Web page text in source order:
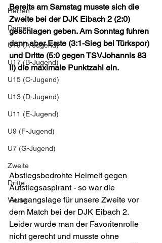
Herren
Damen
U19 (A-Jugend)
U17 (B-Jugend)
U15 (C-Jugend)
U13 (D-Jugend)
U11 (E-Jugend)
U9 (F-Jugend)
U7 (G-Jugend)
Zweite
Dritte
Vierte
Bereits am Samstag musste sich die
Zweite bei der DJK Eibach 2 (2:0)
geschlagen geben. Am Sonntag fuhren
dann aber Erste (3:1-Sieg bei Türkspor)
und Dritte (5:0 gegen TSVJohannis 83
II) die maximale Punktzahl ein.
Abstiegsbedrohte Heimelf gegen
Aufstiegsaspirant - so war die
Ausgangslage für unsere Zweite vor
dem Match bei der DJK Eibach 2.
Leider wurde man der Favoritenrolle
nicht gerecht und musste ohne